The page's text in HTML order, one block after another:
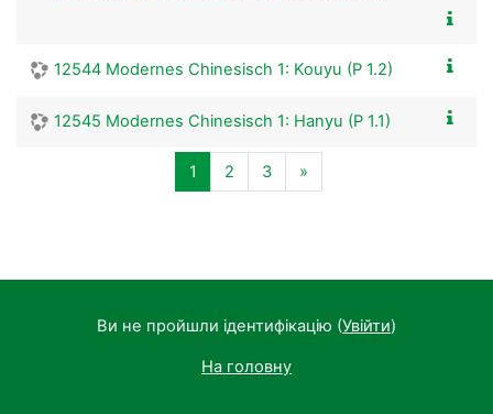
12544 Modernes Chinesisch 1: Kouyu (P 1.2)
12545 Modernes Chinesisch 1: Hanyu (P 1.1)
1 Сторінка 1
2Сторінка 2
3Сторінка 3
»Наступна сторінка
Ви не пройшли ідентифікацію (Увійти)
На головну